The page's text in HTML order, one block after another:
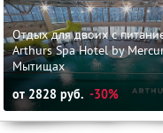
Отдых для двоих с
Arthurs Spa Hotel by
Мытищах
от2828 руб. -30%